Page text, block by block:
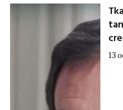
13